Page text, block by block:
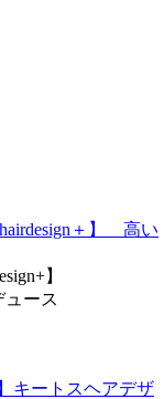
】
ース
キートスヘアデザ